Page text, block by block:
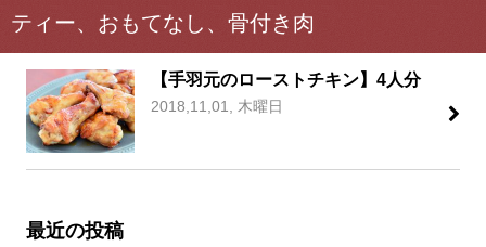
ティー、おもてなし、骨付き肉
【手羽元のローストチキン】4人分
2018,11,01, 木曜日
最近の投稿